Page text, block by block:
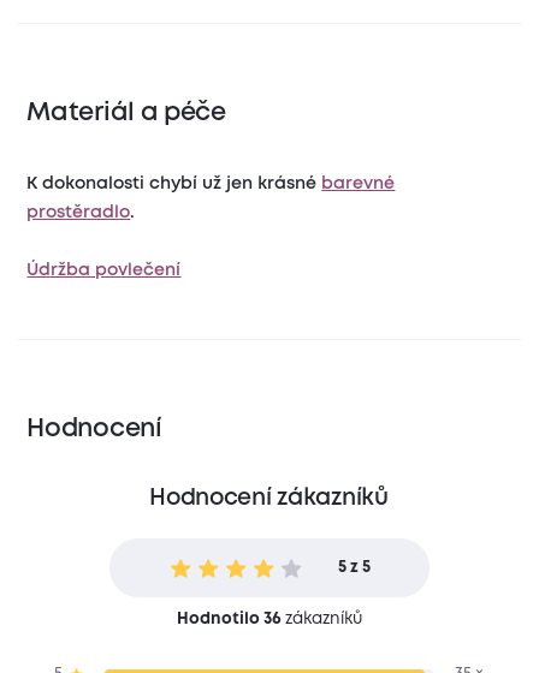
Materiál a péče
K dokonalosti chybí už jen krásné barevné
prostěradlo.
Údržba povlečení
Hodnocení
Hodnocení zákazníků
5 z 5
Hodnotilo 36zákazníků